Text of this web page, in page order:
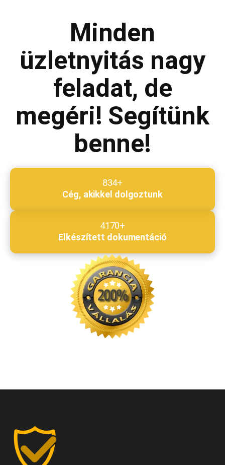
Beküldés
Minden
üzletnyitás nagy
feladat, de
megéri! Segítünk
benne!
834+
Cég, akikkel dolgoztunk
4170+
Elkészített dokumentáció